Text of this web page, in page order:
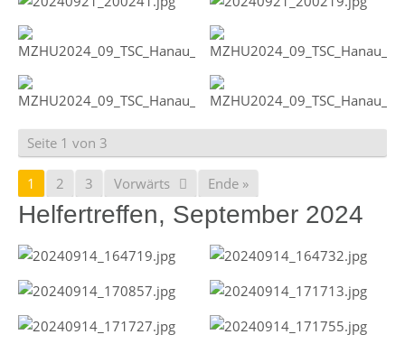
Seite 1 von 3
1 2 3 Vorwärts Ende »
Helfertreffen, September 2024